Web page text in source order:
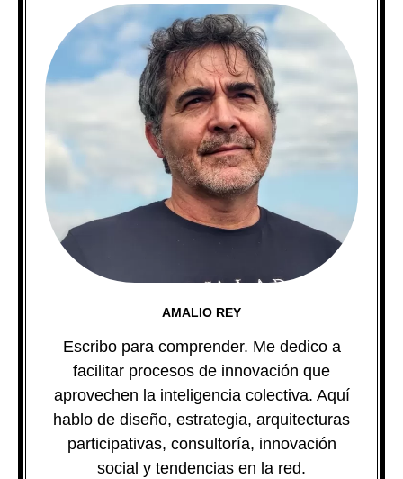
AMALIO REY
Escribo para comprender. Me dedico a
facilitar procesos de innovación que
aprovechen la inteligencia colectiva. Aquí
hablo de diseño, estrategia, arquitecturas
participativas, consultoría, innovación
social y tendencias en la red.